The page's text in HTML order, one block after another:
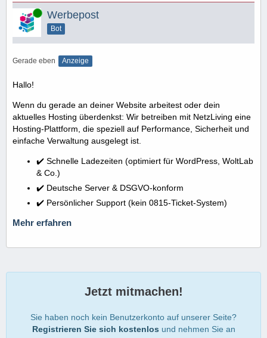
Online Werbepost
Bot
Gerade eben Anzeige
Hallo!
Wenn du gerade an deiner Website arbeitest oder dein
aktuelles Hosting überdenkst: Wir betreiben mit NetzLiving eine
Hosting-Plattform, die speziell auf Performance, Sicherheit und
einfache Verwaltung ausgelegt ist.
✔️ Schnelle Ladezeiten (optimiert für WordPress, WoltLab
& Co.)
✔️ Deutsche Server & DSGVO-konform
✔️ Persönlicher Support (kein 0815-Ticket-System)
Mehr erfahren
Jetzt mitmachen!
Sie haben noch kein Benutzerkonto auf unserer Seite?
Registrieren Sie sich kostenlos und nehmen Sie an